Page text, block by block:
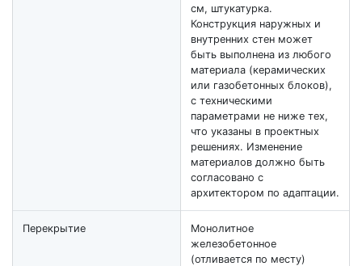
см, штукатурка.
Конструкция наружных и
внутренних стен может
быть выполнена из любого
материала (керамических
или газобетонных блоков),
с техническими
параметрами не ниже тех,
что указаны в проектных
решениях. Изменение
материалов должно быть
согласовано с
архитектором по адаптации.
Перекрытие
Монолитное
железобетонное
(отливается по месту)